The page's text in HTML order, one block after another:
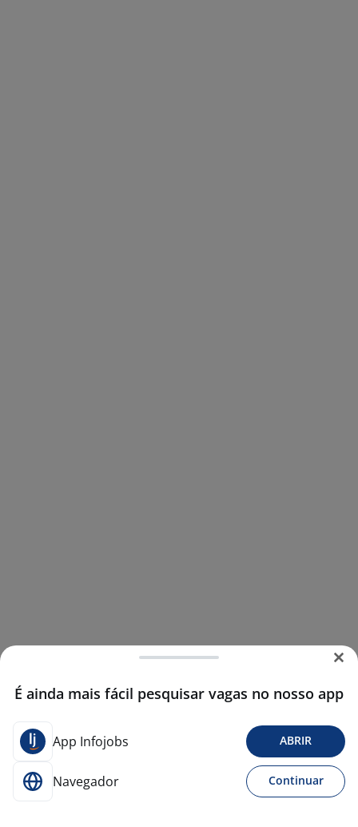
É ainda mais fácil pesquisar vagas no nosso app
App Infojobs ABRIR
Navegador Continuar